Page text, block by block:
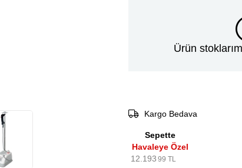
Ürün
Kargo Bedava
Sepette
Havaleye Özel
12.193 99 TL